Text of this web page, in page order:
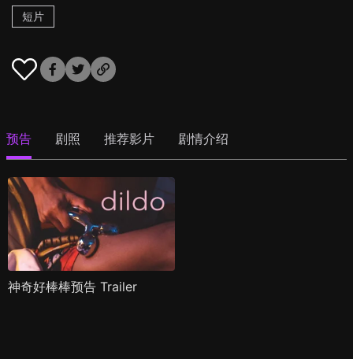
短片
预告 剧照 推荐影片 剧情介绍
神奇好棒棒预告 Trailer